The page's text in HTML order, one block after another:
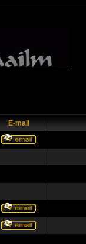
E-mail